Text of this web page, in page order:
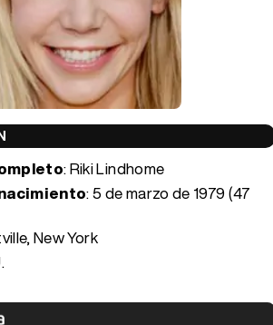
: Riki Lindhome
:5 de marzo de 1979 (47
New York